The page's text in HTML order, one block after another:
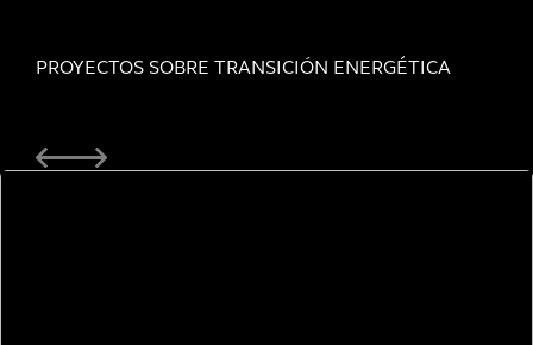
PROYECTOS SOBRE TRANSICIÓN ENERGÉTICA